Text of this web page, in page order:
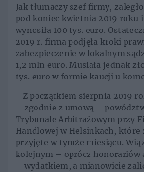
Jak tłumaczy szef firmy,
pod koniec kwietnia 2019 roku
wynosiła 100 tys. euro.
2019 r. firma podjęła kroki
zabezpieczenie w lokalnym
1,2 mln euro. Musiała jednak
tys. euro w formie kaucji u
- Z początkiem sierpnia 2019
– zgodnie z umową –
Trybunale Arbitrażowym przy
Handlowej w Helsinkach, które
przyjęte w tymże miesiącu.
kolejnym – oprócz honorariów
– wydatkiem, a mianowicie